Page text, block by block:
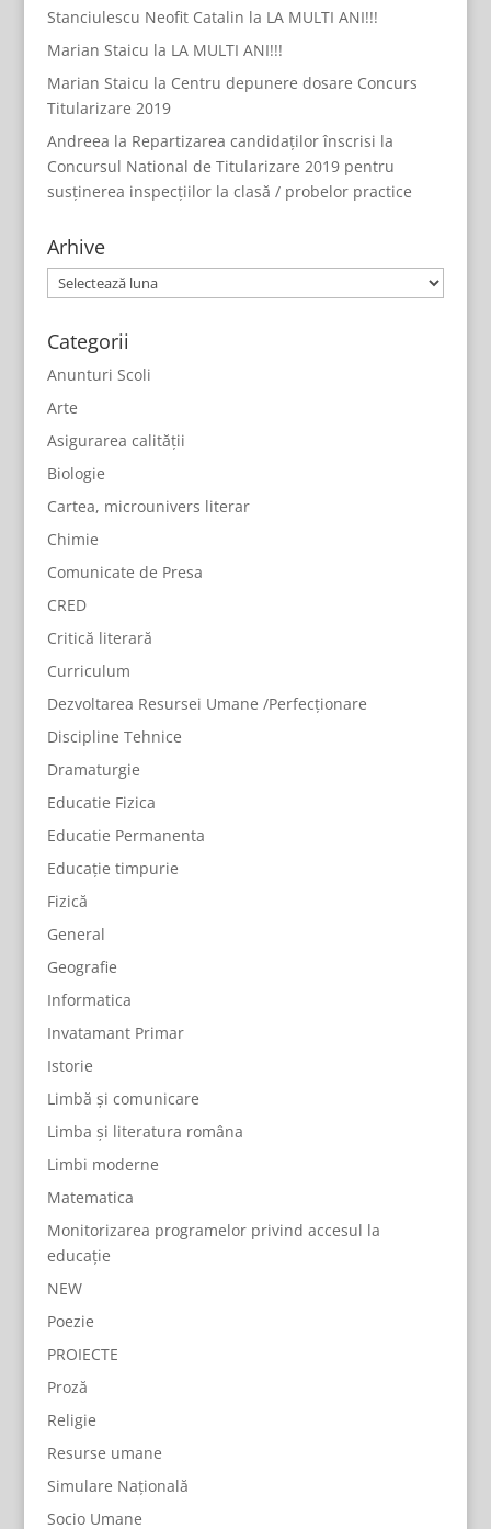
Stanciulescu Neofit Catalin la LA MULTI ANI!!!
Marian Staicu la LA MULTI ANI!!!
Marian Staicu la Centru depunere dosare Concurs
Titularizare 2019
Andreea la Repartizarea candidaților înscrisi la
Concursul National de Titularizare 2019 pentru
susținerea inspecțiilor la clasă / probelor practice
Arhive
Arhive
Categorii
Anunturi Scoli
Arte
Asigurarea calității
Biologie
Cartea, microunivers literar
Chimie
Comunicate de Presa
CRED
Critică literară
Curriculum
Dezvoltarea Resursei Umane /Perfecționare
Discipline Tehnice
Dramaturgie
Educatie Fizica
Educatie Permanenta
Educație timpurie
Fizică
General
Geografie
Informatica
Invatamant Primar
Istorie
Limbă și comunicare
Limba și literatura româna
Limbi moderne
Matematica
Monitorizarea programelor privind accesul la
educație
NEW
Poezie
PROIECTE
Proză
Religie
Resurse umane
Simulare Națională
Socio Umane